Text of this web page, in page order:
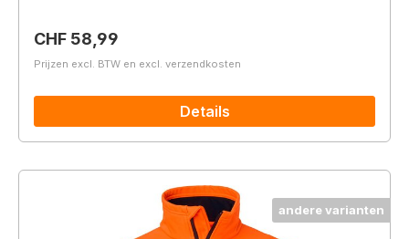
Normale prijs:
CHF 58,99
Prijzen excl. BTW en excl. verzendkosten
Details
andere varianten